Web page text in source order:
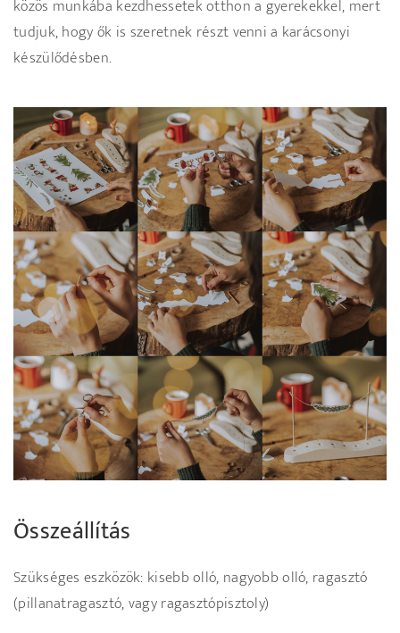
közös munkába kezdhessetek otthon a gyerekekkel, mert
tudjuk, hogy ők is szeretnek részt venni a karácsonyi
készülődésben.
Összeállítás
Szükséges eszközök: kisebb olló, nagyobb olló, ragasztó
(pillanatragasztó, vagy ragasztópisztoly)